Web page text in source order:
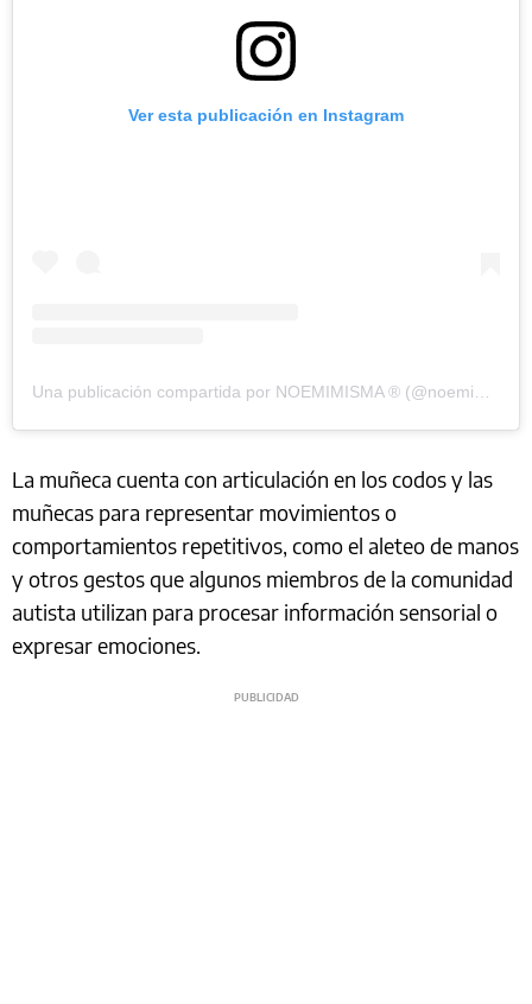
Ver esta publicación en Instagram
La muñeca cuenta con articulación en los codos y las
muñecas para representar movimientos o
comportamientos repetitivos, como el aleteo de manos
y otros gestos que algunos miembros de la comunidad
autista utilizan para procesar información sensorial o
expresar emociones.